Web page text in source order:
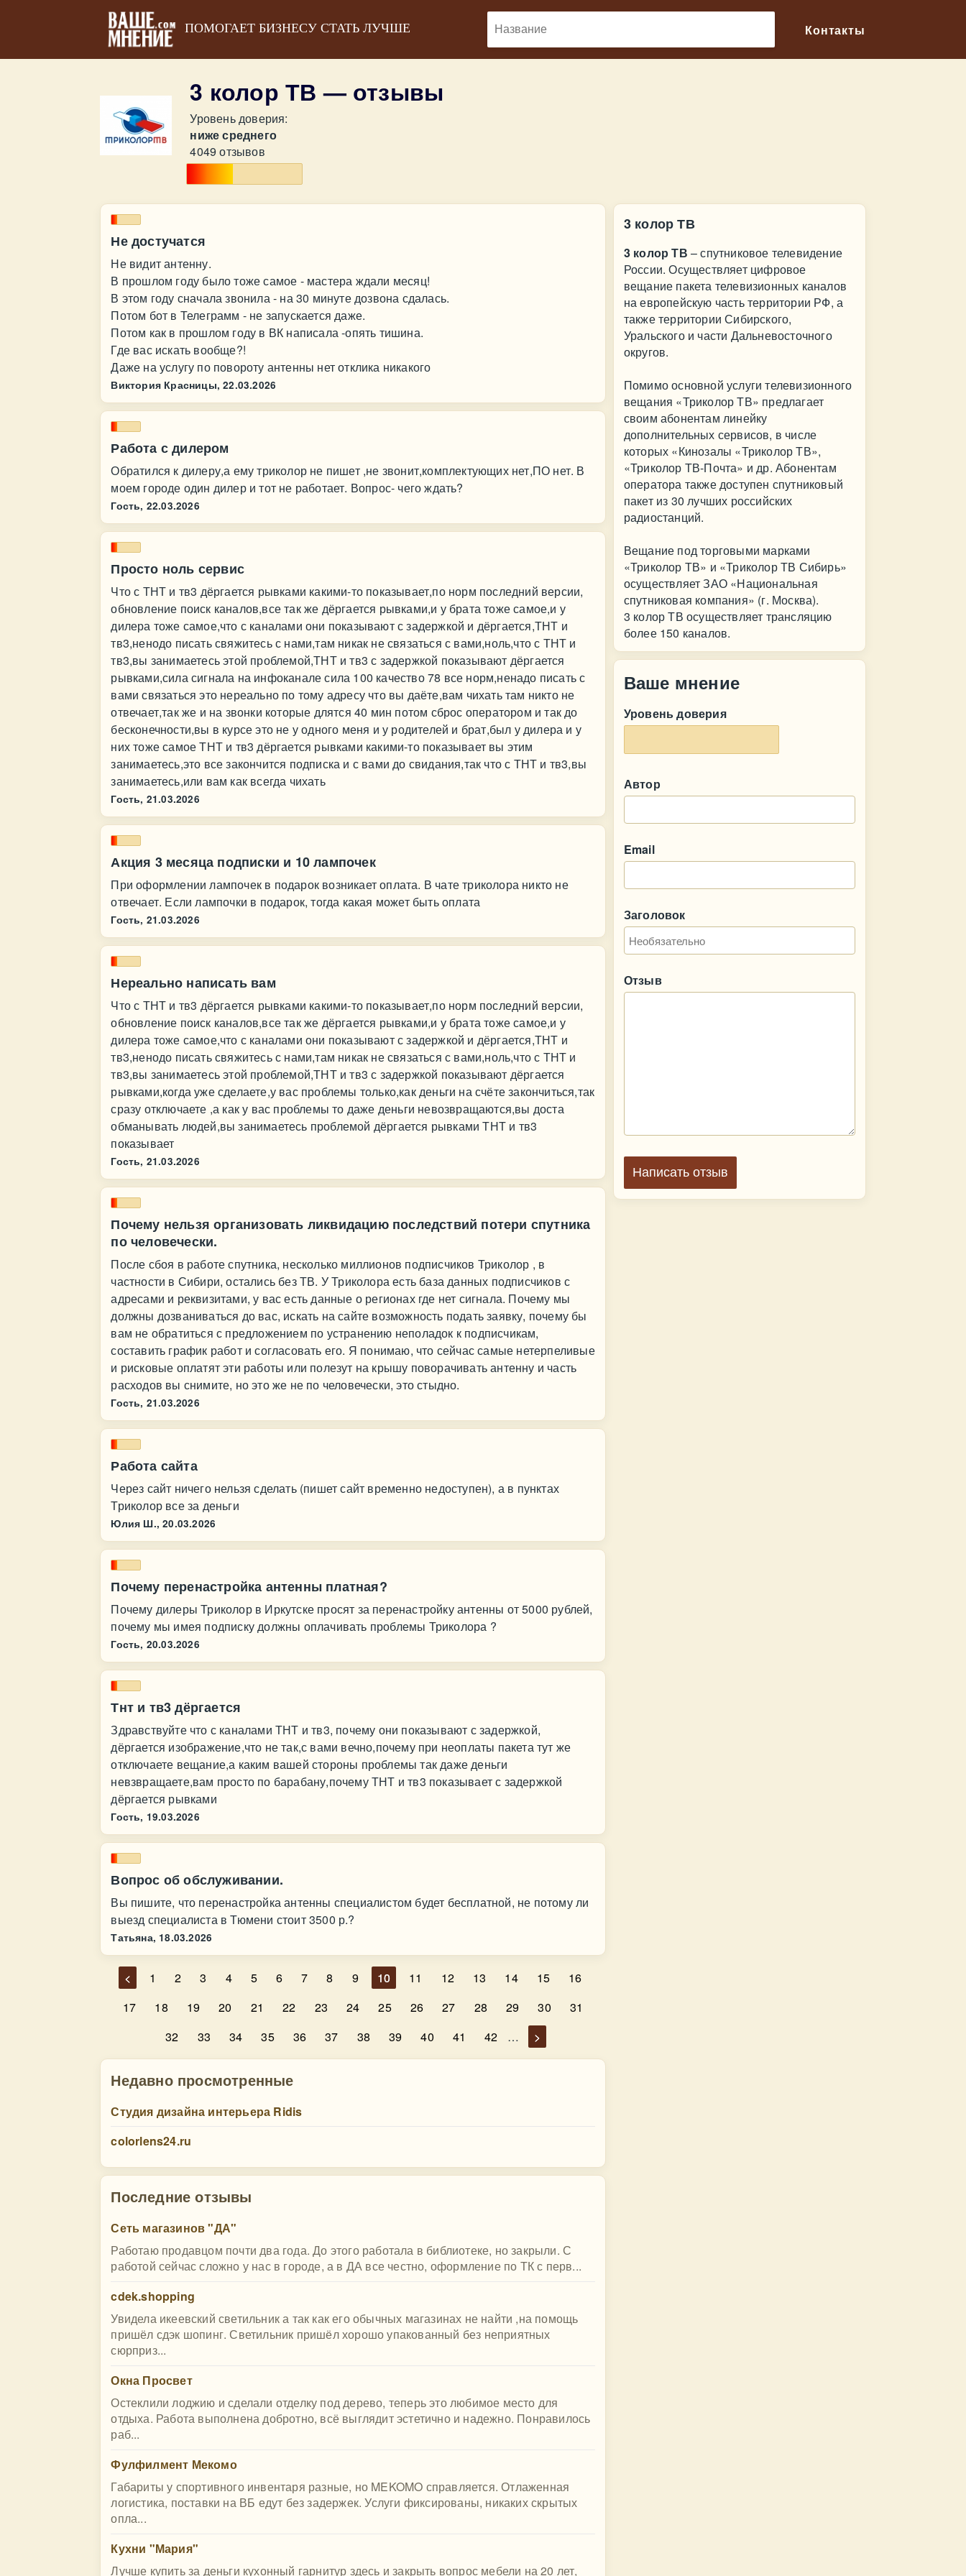
ПОМОГАЕТ БИЗНЕСУ СТАТЬ ЛУЧШЕ Контакты
3 колор ТВ — отзывы
Уровень доверия:
ниже среднего
4049 отзывов
Не достучатся
Не видит антенну.
В прошлом году было тоже самое - мастера ждали месяц!
В этом году сначала звонила - на 30 минуте дозвона сдалась.
Потом бот в Телеграмм - не запускается даже.
Потом как в прошлом году в ВК написала -опять тишина.
Где вас искать вообще?!
Даже на услугу по повороту антенны нет отклика никакого
Виктория Красницы, 22.03.2026
Работа с дилером
Обратился к дилеру,а ему триколор не пишет ,не звонит,комплектующих нет,ПО нет. В
моем городе один дилер и тот не работает. Вопрос- чего ждать?
Гость, 22.03.2026
Просто ноль сервис
Что с ТНТ и тв3 дёргается рывками какими-то показывает,по норм последний версии,
обновление поиск каналов,все так же дёргается рывками,и у брата тоже самое,и у
дилера тоже самое,что с каналами они показывают с задержкой и дёргается,ТНТ и
тв3,ненодо писать свяжитесь с нами,там никак не связаться с вами,ноль,что с ТНТ и
тв3,вы занимаетесь этой проблемой,ТНТ и тв3 с задержкой показывают дёргается
рывками,сила сигнала на инфоканале сила 100 качество 78 все норм,ненадо писать с
вами связаться это нереально по тому адресу что вы даёте,вам чихать там никто не
отвечает,так же и на звонки которые длятся 40 мин потом сброс оператором и так до
бесконечности,вы в курсе это не у одного меня и у родителей и брат,был у дилера и у
них тоже самое ТНТ и тв3 дёргается рывками какими-то показывает вы этим
занимаетесь,это все закончится подписка и с вами до свидания,так что с ТНТ и тв3,вы
занимаетесь,или вам как всегда чихать
Гость, 21.03.2026
Акция 3 месяца подписки и 10 лампочек
При оформлении лампочек в подарок возникает оплата. В чате триколора никто не
отвечает. Если лампочки в подарок, тогда какая может быть оплата
Гость, 21.03.2026
Нереально написать вам
Что с ТНТ и тв3 дёргается рывками какими-то показывает,по норм последний версии,
обновление поиск каналов,все так же дёргается рывками,и у брата тоже самое,и у
дилера тоже самое,что с каналами они показывают с задержкой и дёргается,ТНТ и
тв3,ненодо писать свяжитесь с нами,там никак не связаться с вами,ноль,что с ТНТ и
тв3,вы занимаетесь этой проблемой,ТНТ и тв3 с задержкой показывают дёргается
рывками,когда уже сделаете,у вас проблемы только,как деньги на счёте закончиться,так
сразу отключаете ,а как у вас проблемы то даже деньги невозвращаются,вы доста
обманывать людей,вы занимаетесь проблемой дёргается рывками ТНТ и тв3
показывает
Гость, 21.03.2026
Почему нельзя организовать ликвидацию последствий потери спутника
по человечески.
После сбоя в работе спутника, несколько миллионов подписчиков Триколор , в
частности в Сибири, остались без ТВ. У Триколора есть база данных подписчиков с
адресами и реквизитами, у вас есть данные о регионах где нет сигнала. Почему мы
должны дозваниваться до вас, искать на сайте возможность подать заявку, почему бы
вам не обратиться с предложением по устранению неполадок к подписчикам,
составить график работ и согласовать его. Я понимаю, что сейчас самые нетерпеливые
и рисковые оплатят эти работы или полезут на крышу поворачивать антенну и часть
расходов вы снимите, но это же не по человечески, это стыдно.
Гость, 21.03.2026
Работа сайта
Через сайт ничего нельзя сделать (пишет сайт временно недоступен), а в пунктах
Триколор все за деньги
Юлия Ш., 20.03.2026
Почему перенастройка антенны платная?
Почему дилеры Триколор в Иркутске просят за перенастройку антенны от 5000 рублей,
почему мы имея подписку должны оплачивать проблемы Триколора ?
Гость, 20.03.2026
Тнт и тв3 дёргается
Здравствуйте что с каналами ТНТ и тв3, почему они показывают с задержкой,
дёргается изображение,что не так,с вами вечно,почему при неоплаты пакета тут же
отключаете вещание,а каким вашей стороны проблемы так даже деньги
невзвращаете,вам просто по барабану,почему ТНТ и тв3 показывает с задержкой
дёргается рывками
Гость, 19.03.2026
Вопрос об обслуживании.
Вы пишите, что перенастройка антенны специалистом будет бесплатной, не потому ли
выезд специалиста в Тюмени стоит 3500 р.?
Татьяна, 18.03.2026
< 1 2 3 4 5 6 7 8 9 10 11 12 13 14 15
16
17
18 19 20 21 22 23 24 25 26 27 28 29 30
31
32
33 34 35 36 37 38 39 40 41 42 … >
Недавно просмотренные
Студия дизайна интерьера Ridis
colorlens24.ru
Последние отзывы
Сеть магазинов "ДА"
Работаю продавцом почти два года. До этого работала в библиотеке, но закрыли. С
работой сейчас сложно у нас в городе, а в ДА все честно, оформление по ТК с перв...
cdek.shopping
Увидела икеевский светильник а так как его обычных магазинах не найти ,на помощь
пришёл сдэк шопинг. Светильник пришёл хорошо упакованный без неприятных
сюрприз...
Окна Просвет
Остеклили лоджию и сделали отделку под дерево, теперь это любимое место для
отдыха. Работа выполнена добротно, всё выглядит эстетично и надежно. Понравилось
раб...
Фулфилмент Мекомо
Габариты у спортивного инвентаря разные, но MEKOMO справляется. Отлаженная
логистика, поставки на ВБ едут без задержек. Услуги фиксированы, никаких скрытых
опла...
Кухни "Мария"
Лучше купить за деньги кухонный гарнитур здесь и закрыть вопрос мебели на 20 лет,
3 колор ТВ
3 колор ТВ – спутниковое телевидение
России. Осуществляет цифровое
вещание пакета телевизионных каналов
на европейскую часть территории РФ, а
также территории Сибирского,
Уральского и части Дальневосточного
округов.
Помимо основной услуги телевизионного
вещания «Триколор ТВ» предлагает
своим абонентам линейку
дополнительных сервисов, в числе
которых «Кинозалы «Триколор ТВ»,
«Триколор ТВ-Почта» и др. Абонентам
оператора также доступен спутниковый
пакет из 30 лучших российских
радиостанций.
Вещание под торговыми марками
«Триколор ТВ» и «Триколор ТВ Сибирь»
осуществляет ЗАО «Национальная
спутниковая компания» (г. Москва).
3 колор ТВ осуществляет трансляцию
более 150 каналов.
Ваше мнение
Уровень доверия
Автор
Email
Заголовок
Отзыв
Написать отзыв